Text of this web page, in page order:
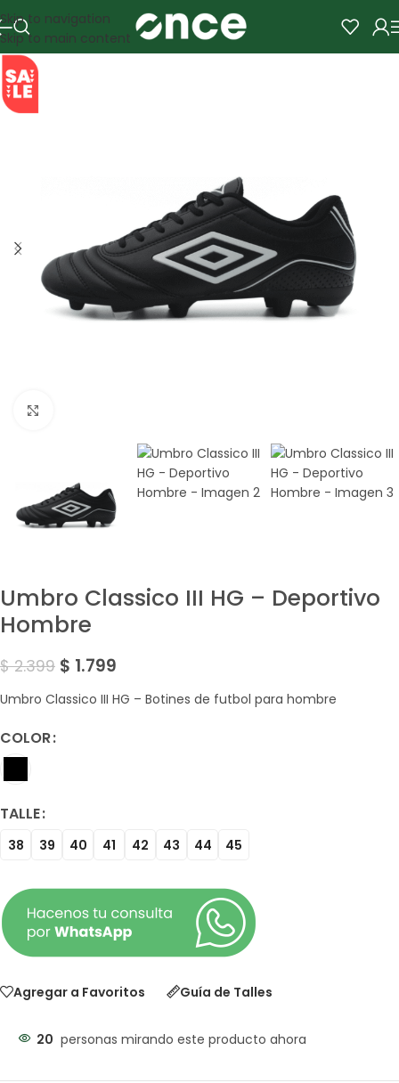
Skip to navigation
Skip to main content
SALE
Umbro Classico III HG – Deportivo
Hombre
$2.399 $ 1.799
Umbro Classico III HG – Botines de futbol para hombre
COLOR
TALLE
38 39 40 41 42 43 44 45
Agregar a Favoritos Guía de Talles
20 personas mirando este producto ahora